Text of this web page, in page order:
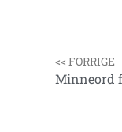
<< FORRIGE